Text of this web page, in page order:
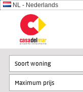
NL - Nederlands
Soort woning